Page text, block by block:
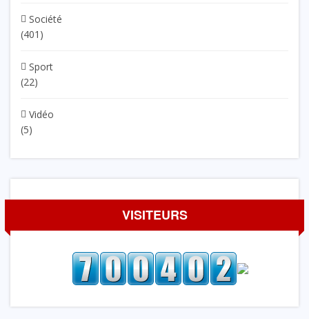
Société
(401)
Sport
(22)
Vidéo
(5)
VISITEURS